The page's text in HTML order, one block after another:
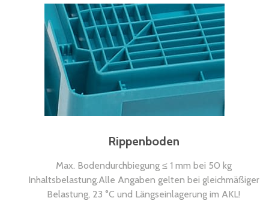
Rippenboden
Max. Bodendurchbiegung ≤ 1 mm bei 50 kg
Inhaltsbelastung.Alle Angaben gelten bei gleichmäßiger
Belastung, 23 °C und Längseinlagerung im AKL!